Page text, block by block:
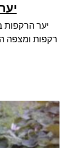
יער הרקפות
רקפות ומצפה